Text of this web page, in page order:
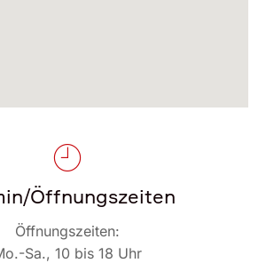
Öffnungszeiten
Öffnungszeiten:
Sa., 10 bis 18 Uhr